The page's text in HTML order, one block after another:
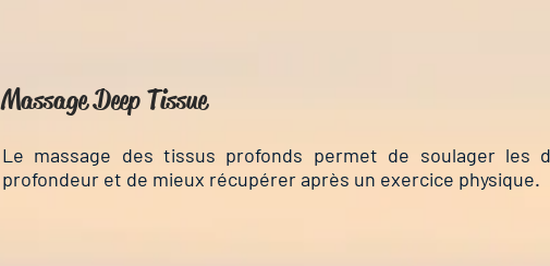
Massage Deep Tissue
Le massage des tissus profonds permet de soulager les
profondeur et de mieux récupérer après un exercice physique.